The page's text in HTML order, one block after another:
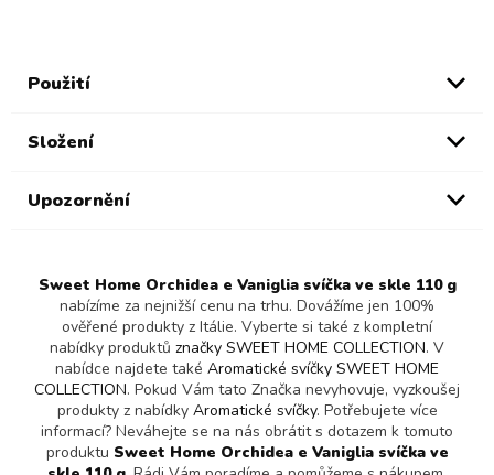
Použití
Složení
Upozornění
Sweet Home Orchidea e Vaniglia svíčka ve skle 110 g
nabízíme za nejnižší cenu na trhu. Dovážíme jen 100%
ověřené produkty z Itálie. Vyberte si také z kompletní
nabídky produktů značky SWEET HOME COLLECTION. V
nabídce najdete také Aromatické svíčky SWEET HOME
COLLECTION. Pokud Vám tato Značka nevyhovuje, vyzkoušej
produkty z nabídky Aromatické svíčky. Potřebujete více
informací? Neváhejte se na nás obrátit s dotazem k tomuto
produktu Sweet Home Orchidea e Vaniglia svíčka ve